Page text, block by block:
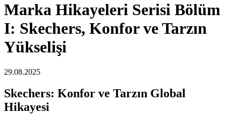
Marka Hikayeleri Serisi Bölüm
I: Skechers, Konfor ve Tarzın
Yükselişi
29.08.2025
Skechers: Konfor ve Tarzın Global
Hikayesi